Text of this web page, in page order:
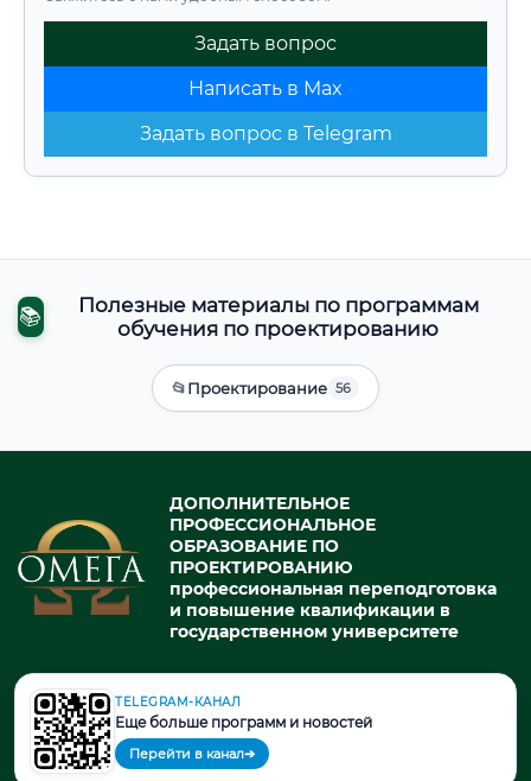
Задать вопрос
Написать в Max
Задать вопрос в Telegram
📚
Полезные материалы по программам
обучения по проектированию
📂Проектирование 56
ДОПОЛНИТЕЛЬНОЕ
ПРОФЕССИОНАЛЬНОЕ
ОБРАЗОВАНИЕ ПО
ПРОЕКТИРОВАНИЮ
профессиональная переподготовка
и повышение квалификации в
государственном университете
© 2026. При использовании материалов портала активная ссылка
на источник обязательна.
TELEGRAM-КАНАЛ
Еще больше программ и новостей
Перейти в канал➔